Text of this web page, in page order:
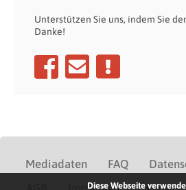
Unterstützen Sie uns, indem Sie
Danke!
Mediadaten FAQ
Diese Webseite